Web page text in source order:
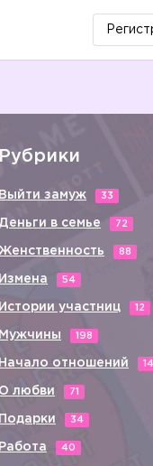
Рубрики
Выйти замуж 33
Деньги в семье 72
Женственность 88
Измена 54
Истории участниц 12
Мужчины 198
Начало отношений
О любви 71
Подарки 34
Работа 40